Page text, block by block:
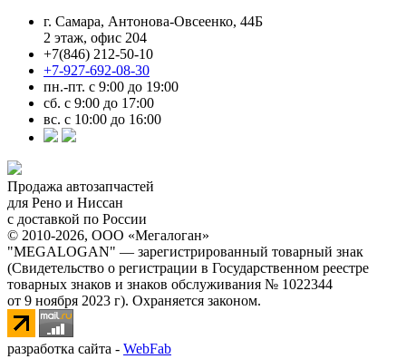
г. Самара, Антонова-Овсеенко, 44Б
2 этаж, офис 204
+7(846) 212-50-10
+7-927-692-08-30
пн.-пт. с 9:00 до 19:00
сб. с 9:00 до 17:00
вс. с 10:00 до 16:00
Продажа автозапчастей
для Рено и Ниссан
с доставкой по России
© 2010-2026, ООО «Мегалоган»
"MEGALOGAN" — зарегистрированный товарный знак
(Свидетельство о регистрации в Государственном реестре
товарных знаков и знаков обслуживания № 1022344
от 9 ноября 2023 г). Охраняется законом.
разработка сайта - WebFab